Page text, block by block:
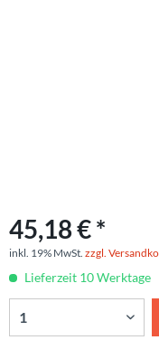
45,18 € *
inkl. 19% MwSt. zzgl.
Lieferzeit 10 Werktage